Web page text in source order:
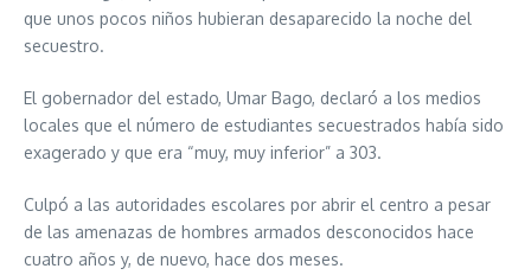
que unos pocos niños hubieran desaparecido la noche del
secuestro.
El gobernador del estado, Umar Bago, declaró a los medios
locales que el número de estudiantes secuestrados había sido
exagerado y que era “muy, muy inferior” a 303.
Culpó a las autoridades escolares por abrir el centro a pesar
de las amenazas de hombres armados desconocidos hace
cuatro años y, de nuevo, hace dos meses.